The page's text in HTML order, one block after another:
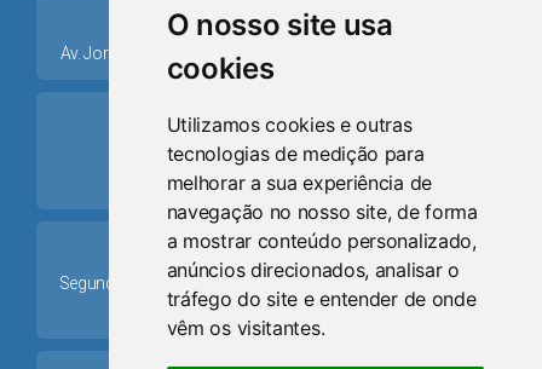
O nosso site usa
cookies
Utilizamos cookies e outras
tecnologias de medição para
melhorar a sua experiência de
navegação no nosso site, de forma
a mostrar conteúdo personalizado,
anúncios direcionados, analisar o
tráfego do site e entender de onde
vêm os visitantes.
place
Av. Jorge Dariva, 1211, Centro CEP: 95520.000 - Osório/RS
ring_volume
Telefone
(51) 9 8024-0884
Schedule
Segunda-feira a Sexta-feira: 08h às 12h e das 13h30min às
17h30min